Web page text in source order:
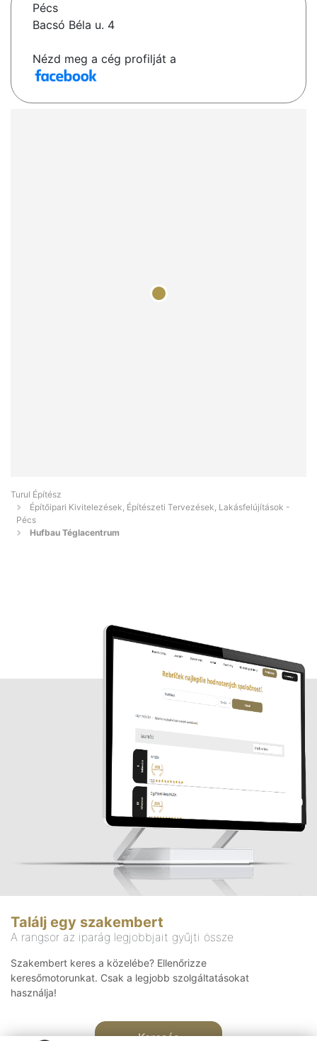
Pécs
Bacsó Béla u. 4
Nézd meg a cég profilját a
Turul Építész
Építőipari Kivitelezések, Építészeti Tervezések, Lakásfelújítások -
Pécs
Hufbau Téglacentrum
Találj egy szakembert
A rangsor az iparág legjobbjait gyűjti össze
Szakembert keres a közelébe? Ellenőrizze
keresőmotorunkat. Csak a legjobb szolgáltatásokat
használja!
Keresés